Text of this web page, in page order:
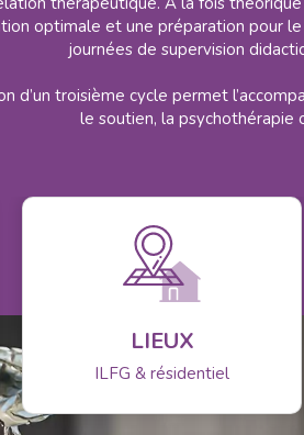
optimale et une préparation pour
journées de supervision
d’un troisième cycle permet
le soutien, la psychothérapie
LIEUX
ILFG & résidentiel